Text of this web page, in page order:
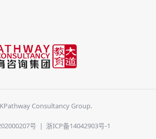
Consultancy Group.
号 | 浙ICP备14042903号-1